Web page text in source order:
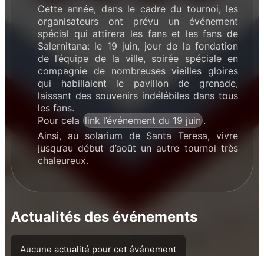
Cette année, dans le cadre du tournoi, les
organisateurs ont prévu un événement
spécial qui attirera les fans et les fans de
Salernitana: le 19 juin, jour de la fondation
de l’équipe de la ville, soirée spéciale en
compagnie de nombreuses vieilles gloires
qui habillaient le pavillon de grenade,
laissant des souvenirs indélébiles dans tous
les fans.
Pour cela link l’événement du 19 juin .
Ainsi, au solarium de Santa Teresa, vivre
jusqu’au début d’août un autre tournoi très
chaleureux.
Actualités des événements
Aucune actualité pour cet événement